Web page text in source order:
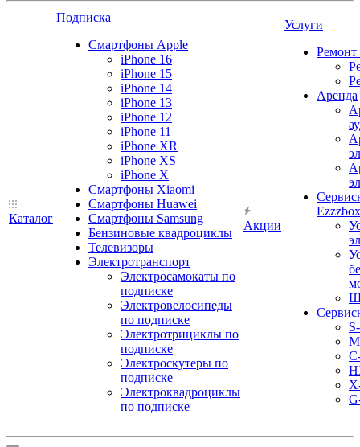
Каталог
Подписка
Смартфоны Apple
iPhone 16
iPhone 15
iPhone 14
iPhone 13
iPhone 12
iPhone 11
iPhone XR
iPhone XS
iPhone X
Смартфоны Xiaomi
Смартфоны Huawei
Смартфоны Samsung
Бензиновые квадроциклы
Телевизоры
Электротранспорт
Электросамокаты по
подписке
Электровелосипеды
по подписке
Электротрициклы по
подписке
Электроскутеры по
подписке
Электроквадроциклы
по подписке
Акции
Услуги
Ремонт
Аренда
Ezzzbox